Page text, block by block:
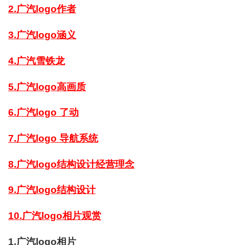
2.广汽logo作者
3.广汽logo涵义
4.广汽雪铁龙
5.广汽logo高画质
6.广汽logo 了动
7.广汽logo 导航系统
8.广汽logo结构设计经营理念
9.广汽logo结构设计
10.广汽logo相片观赏
1.广汽logo相片